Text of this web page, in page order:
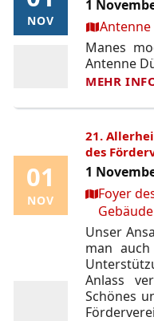
NOV
NOV
1
Ort:
Manes
Antenne
MEHR
01
NOV
01
NOV
21.
des
1
Ort:Foyer
Unser
man
Anlass
Schönes